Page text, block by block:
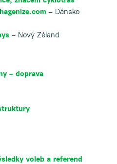
– Dánsko
– Nový Zéland
– doprava
voleb a referend